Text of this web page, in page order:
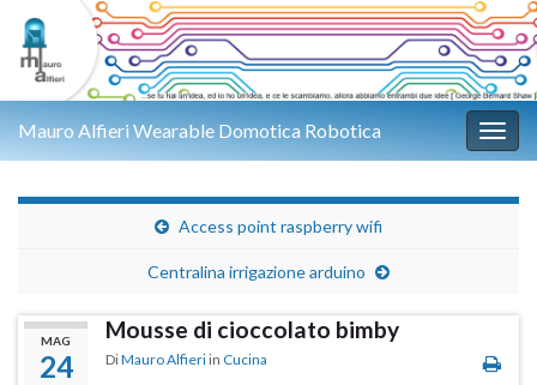
Mauro Alfieri Wearable Domotica Robotica
Access point raspberry wifi
Centralina irrigazione arduino
MAG
24
Mousse di cioccolato bimby
DiMauro Alfieri in Cucina